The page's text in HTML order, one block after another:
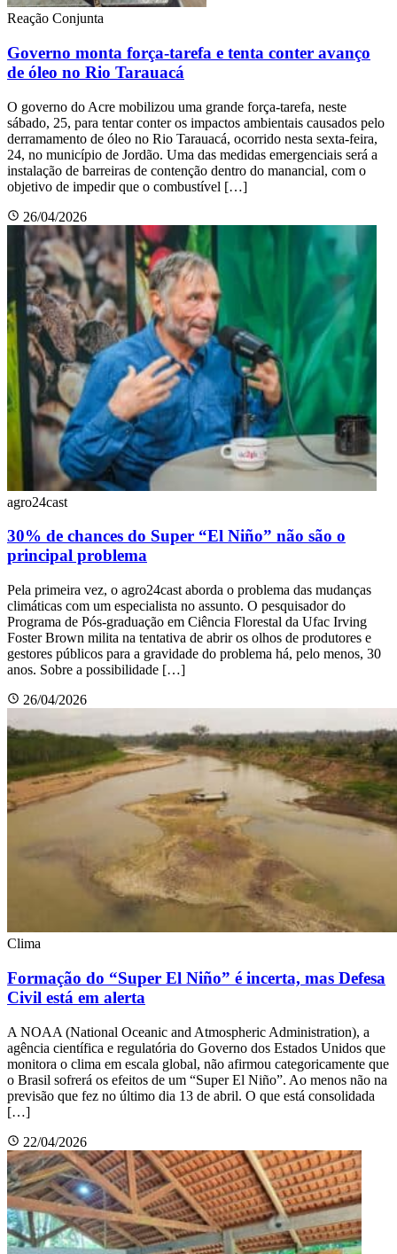
Reação Conjunta
Governo monta força-tarefa e tenta conter avanço
de óleo no Rio Tarauacá
O governo do Acre mobilizou uma grande força-tarefa, neste
sábado, 25, para tentar conter os impactos ambientais causados pelo
derramamento de óleo no Rio Tarauacá, ocorrido nesta sexta-feira,
24, no município de Jordão. Uma das medidas emergenciais será a
instalação de barreiras de contenção dentro do manancial, com o
objetivo de impedir que o combustível […]
26/04/2026
agro24cast
30% de chances do Super “El Niño” não são o
principal problema
Pela primeira vez, o agro24cast aborda o problema das mudanças
climáticas com um especialista no assunto. O pesquisador do
Programa de Pós-graduação em Ciência Florestal da Ufac Irving
Foster Brown milita na tentativa de abrir os olhos de produtores e
gestores públicos para a gravidade do problema há, pelo menos, 30
anos. Sobre a possibilidade […]
26/04/2026
Clima
Formação do “Super El Niño” é incerta, mas Defesa
Civil está em alerta
A NOAA (National Oceanic and Atmospheric Administration), a
agência científica e regulatória do Governo dos Estados Unidos que
monitora o clima em escala global, não afirmou categoricamente que
o Brasil sofrerá os efeitos de um “Super El Niño”. Ao menos não na
previsão que fez no último dia 13 de abril. O que está consolidada
[…]
22/04/2026